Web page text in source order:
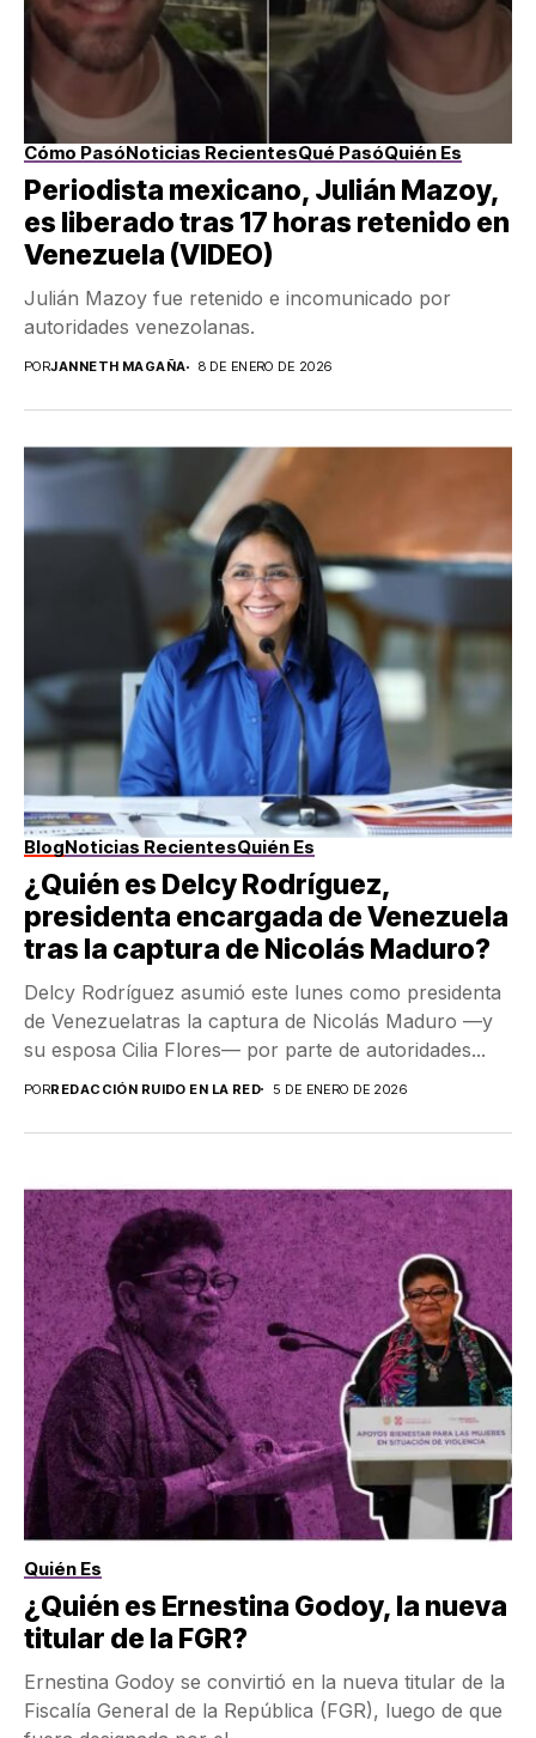
Cómo PasóNoticias RecientesQué PasóQuién Es
Periodista mexicano, Julián Mazoy,
es liberado tras 17 horas retenido en
Venezuela (VIDEO)
Julián Mazoy fue retenido e incomunicado por
autoridades venezolanas.
PORJANNETH MAGAÑA 8 DE ENERO DE 2026
BlogNoticias RecientesQuién Es
¿Quién es Delcy Rodríguez,
presidenta encargada de Venezuela
tras la captura de Nicolás Maduro?
Delcy Rodríguez asumió este lunes como presidenta
de Venezuelatras la captura de Nicolás Maduro —y
su esposa Cilia Flores— por parte de autoridades...
PORREDACCIÓN RUIDO EN LA RED 5 DE ENERO DE 2026
Quién Es
¿Quién es Ernestina Godoy, la nueva
titular de la FGR?
Ernestina Godoy se convirtió en la nueva titular de la
Fiscalía General de la República (FGR), luego de que